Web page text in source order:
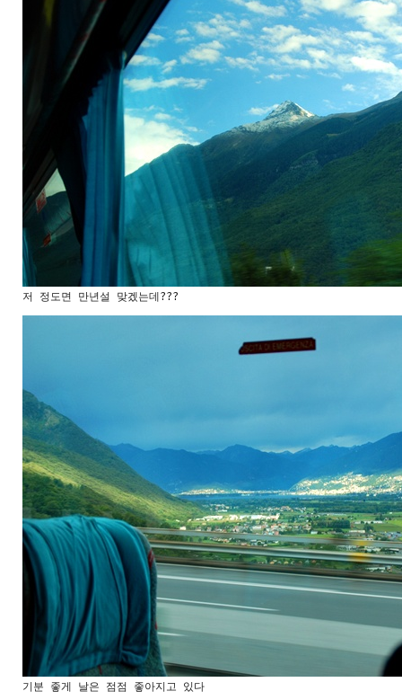
저 정도면 만년설 맞겠는데???
기분 좋게 날은 점점 좋아지고 있다